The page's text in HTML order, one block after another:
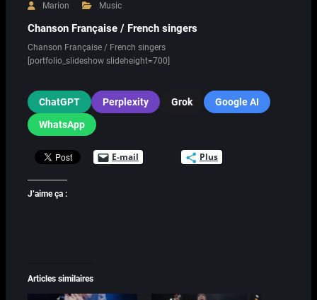
Marion Music
Chanson Française / French singers
Chanson Française / French singers
[portfolio_slideshow slideheight=700]
ChatGPT Perplexity Grok
Google AI
WhatsApp
E-mail Plus
J’aime ça :
Articles similaires